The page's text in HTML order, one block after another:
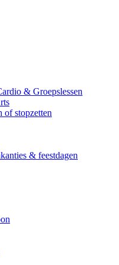
& Groepslessen
of stopzetten
& feestdagen